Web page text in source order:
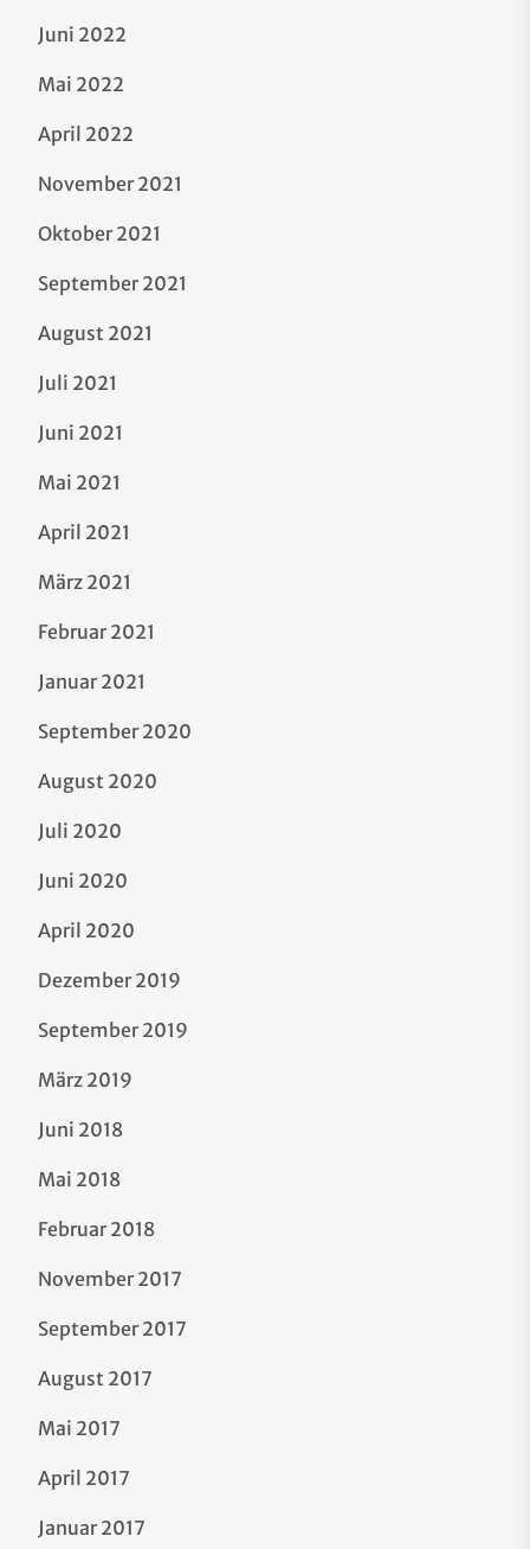
Juni 2022
Mai 2022
April 2022
November 2021
Oktober 2021
September 2021
August 2021
Juli 2021
Juni 2021
Mai 2021
April 2021
März 2021
Februar 2021
Januar 2021
September 2020
August 2020
Juli 2020
Juni 2020
April 2020
Dezember 2019
September 2019
März 2019
Juni 2018
Mai 2018
Februar 2018
November 2017
September 2017
August 2017
Mai 2017
April 2017
Januar 2017